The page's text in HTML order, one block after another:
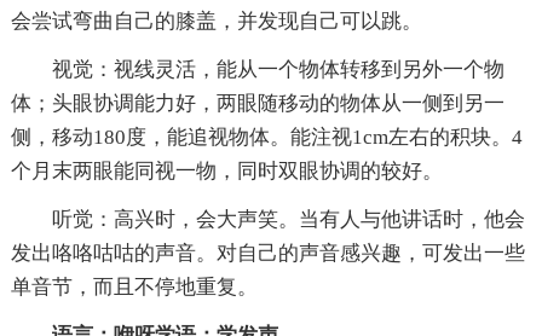
会尝试弯曲自己的膝盖，并发现自己可以跳。
视觉：视线灵活，能从一个物体转移到另外一个物
体；头眼协调能力好，两眼随移动的物体从一侧到另一
侧，移动180度，能追视物体。能注视1cm左右的积块。4
个月末两眼能同视一物，同时双眼协调的较好。
听觉：高兴时，会大声笑。当有人与他讲话时，他会
发出咯咯咕咕的声音。对自己的声音感兴趣，可发出一些
单音节，而且不停地重复。